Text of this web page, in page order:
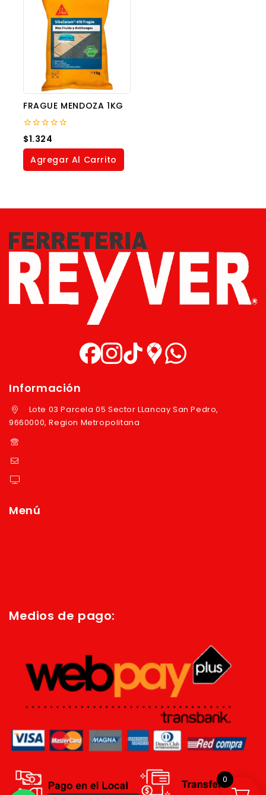
FRAGUE MENDOZA 1KG
0
out
of
$1.324
Agregar Al Carrito
Información
Lote 03 Parcela 05 Sector LLancay San Pedro,
9660000, Region Metropolitana
Menú
Medios de pago:
0